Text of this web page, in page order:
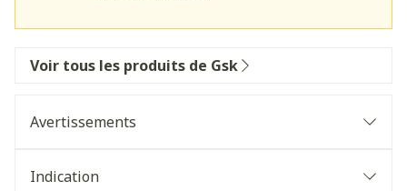
Voir tous les produits de Gsk
Avertissements
Indication